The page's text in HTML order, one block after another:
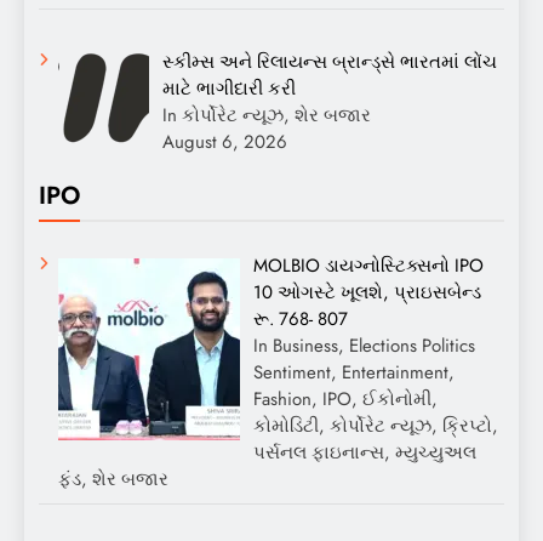
સ્કીમ્સ અને રિલાયન્સ બ્રાન્ડ્સે ભારતમાં લોંચ
માટે ભાગીદારી કરી
In કોર્પોરેટ ન્યૂઝ, શેર બજાર
August 6, 2026
IPO
MOLBIO ડાયગ્નોસ્ટિક્સનો IPO
10 ઓગસ્ટે ખૂલશે, પ્રાઇસબેન્ડ
રૂ. 768- 807
In Business, Elections Politics
Sentiment, Entertainment,
Fashion, IPO, ઈકોનોમી,
કોમોડિટી, કોર્પોરેટ ન્યૂઝ, ક્રિપ્ટો,
પર્સનલ ફાઇનાન્સ, મ્યુચ્યુઅલ
ફંડ, શેર બજાર